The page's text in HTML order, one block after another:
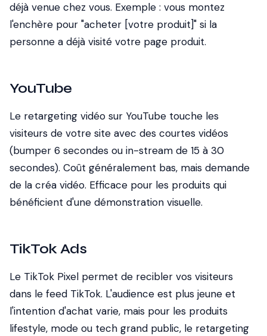
déjà venue chez vous. Exemple : vous montez
l'enchère pour "acheter [votre produit]" si la
personne a déjà visité votre page produit.
YouTube
Le retargeting vidéo sur YouTube touche les
visiteurs de votre site avec des courtes vidéos
(bumper 6 secondes ou in-stream de 15 à 30
secondes). Coût généralement bas, mais demande
de la créa vidéo. Efficace pour les produits qui
bénéficient d'une démonstration visuelle.
TikTok Ads
Le TikTok Pixel permet de recibler vos visiteurs
dans le feed TikTok. L'audience est plus jeune et
l'intention d'achat varie, mais pour les produits
lifestyle, mode ou tech grand public, le retargeting